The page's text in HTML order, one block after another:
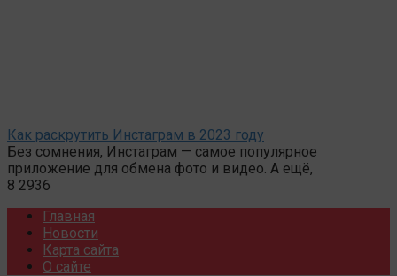
Как раскрутить Инстаграм в 2023 году
Без сомнения, Инстаграм — самое популярное
приложение для обмена фото и видео. А ещё,
8 2936
Главная
Новости
Карта сайта
О сайте